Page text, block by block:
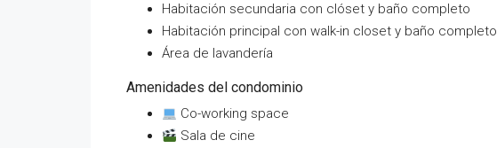
Habitación secundaria con clóset y baño completo
Habitación principal con walk-in closet y baño completo
Área de lavandería
Amenidades del condominio
Co-working space
Sala de cine